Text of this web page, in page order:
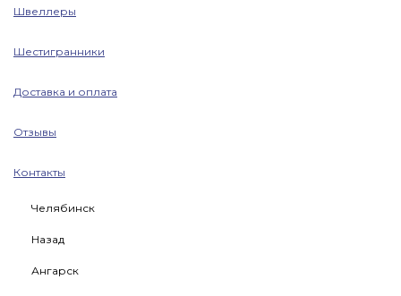
Швеллеры
Шестигранники
Доставка и оплата
Отзывы
Контакты
Челябинск
Назад
Ангарск